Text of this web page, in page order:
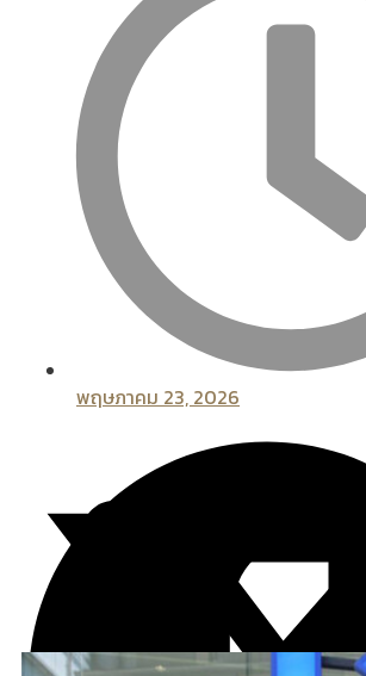
พฤษภาคม 23, 2026